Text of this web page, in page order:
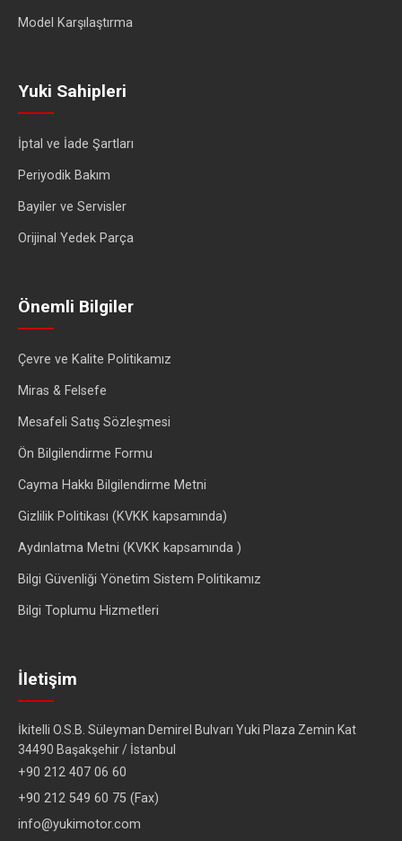
Model Karşılaştırma
Yuki Sahipleri
İptal ve İade Şartları
Periyodik Bakım
Bayiler ve Servisler
Orijinal Yedek Parça
Önemli Bilgiler
Çevre ve Kalite Politikamız
Miras & Felsefe
Mesafeli Satış Sözleşmesi
Ön Bilgilendirme Formu
Cayma Hakkı Bilgilendirme Metni
Gizlilik Politikası (KVKK kapsamında)
Aydınlatma Metni (KVKK kapsamında )
Bilgi Güvenliği Yönetim Sistem Politikamız
Bilgi Toplumu Hizmetleri
İletişim
İkitelli O.S.B. Süleyman Demirel Bulvarı Yuki Plaza Zemin Kat
34490 Başakşehir / İstanbul
+90 212 407 06 60
+90 212 549 60 75 (Fax)
info@yukimotor.com